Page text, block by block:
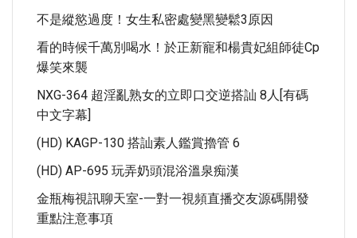
不是縱慾過度！女生私密處變黑變鬆3原因
看的時候千萬別喝水！於正新寵和楊貴妃組師徒cp
爆笑來襲
NXG-364 超淫亂熟女的立即口交逆搭訕 8人[有碼
中文字幕]
(HD) KAGP-130 搭訕素人鑑賞擼管 6
(HD) AP-695 玩弄奶頭混浴溫泉痴漢
金瓶梅視訊聊天室-一對一視頻直播交友源碼開發
重點注意事項